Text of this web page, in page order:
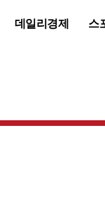
데일리경제 스